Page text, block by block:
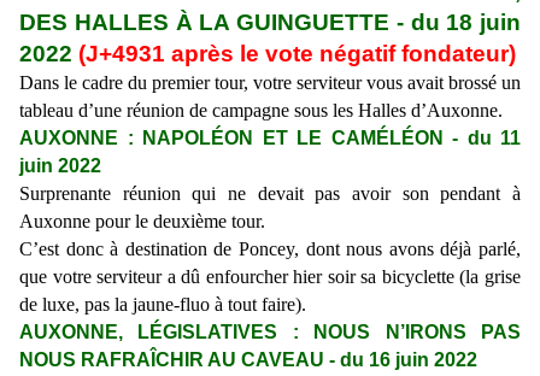
DES HALLES À LA GUINGUETTE - du 18 juin
2022 (J+4931 après le vote négatif fondateur)
Dans le cadre du premier tour, votre serviteur vous avait brossé un
tableau d’une réunion de campagne sous les Halles d’Auxonne.
AUXONNE : NAPOLÉON ET LE CAMÉLÉON - du 11
juin 2022
Surprenante réunion qui ne devait pas avoir son pendant à
Auxonne pour le deuxième tour.
C’est doncà destination de Poncey, dont nous avons déjà parlé,
que votre serviteura dû enfourcher hier soir sa bicyclette (la grise
de luxe, pas la jaune-fluo à tout faire).
AUXONNE, LÉGISLATIVES :
NOUS N’IRONS PAS
NOUS RAFRAÎCHIR AU CAVEAU - du 16 juin 2022